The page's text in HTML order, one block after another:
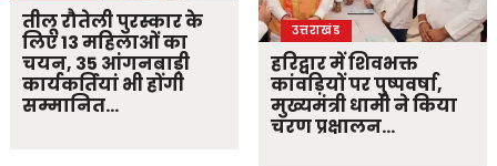
तीलू रौतेली पुरस्कार के
लिए 13 महिलाओं का
चयन, 35 आंगनबाड़ी
कार्यकर्तियां भी होंगी
सम्मानित…
उत्तराखंड
हरिद्वार में शिवभक्त
कांवड़ियों पर पुष्पवर्षा,
मुख्यमंत्री धामी ने किया
चरण प्रक्षालन…